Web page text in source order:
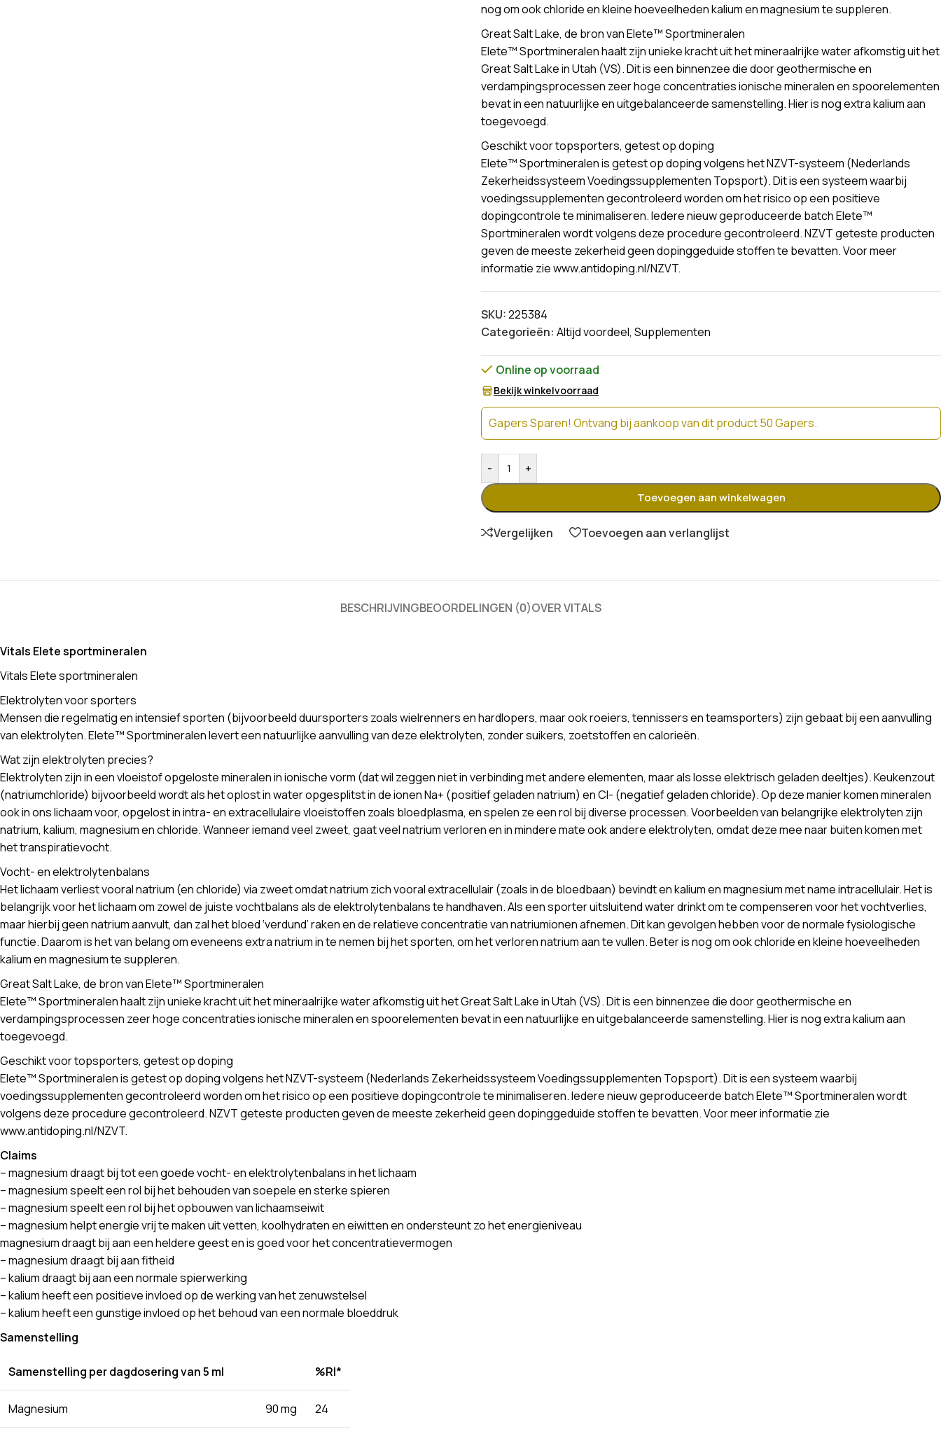
nog om ook chloride en kleine hoeveelheden kalium en magnesium te suppleren.
Great Salt Lake, de bron van Elete™ Sportmineralen
Elete™ Sportmineralen haalt zijn unieke kracht uit het mineraalrijke water afkomstig uit het
Great Salt Lake in Utah (VS). Dit is een binnenzee die door geothermische en
verdampingsprocessen zeer hoge concentraties ionische mineralen en spoorelementen
bevat in een natuurlijke en uitgebalanceerde samenstelling. Hier is nog extra kalium aan
toegevoegd.
Geschikt voor topsporters, getest op doping
Elete™ Sportmineralen is getest op doping volgens het NZVT-systeem (Nederlands
Zekerheidssysteem Voedingssupplementen Topsport). Dit is een systeem waarbij
voedingssupplementen gecontroleerd worden om het risico op een positieve
dopingcontrole te minimaliseren. Iedere nieuw geproduceerde batch Elete™
Sportmineralen wordt volgens deze procedure gecontroleerd. NZVT geteste producten
geven de meeste zekerheid geen dopinggeduide stoffen te bevatten. Voor meer
informatie zie www.antidoping.nl/NZVT.
SKU:225384
Categorieën: Altijd voordeel, Supplementen
Online op voorraad
Bekijk winkelvoorraad
Gapers Sparen! Ontvang bij aankoop van dit product 50 Gapers.
- +
Toevoegen aan winkelwagen
Vergelijken Toevoegen aan verlanglijst
BESCHRIJVINGBEOORDELINGEN (0)OVER VITALS
Vitals Elete sportmineralen
Vitals Elete sportmineralen
Elektrolyten voor sporters
Mensen die regelmatig en intensief sporten (bijvoorbeeld duursporters zoals wielrenners en hardlopers, maar ook roeiers, tennissers en teamsporters) zijn gebaat bij een aanvulling
van elektrolyten. Elete™ Sportmineralen levert een natuurlijke aanvulling van deze elektrolyten, zonder suikers, zoetstoffen en calorieën.
Wat zijn elektrolyten precies?
Elektrolyten zijn in een vloeistof opgeloste mineralen in ionische vorm (dat wil zeggen niet in verbinding met andere elementen, maar als losse elektrisch geladen deeltjes). Keukenzout
(natriumchloride) bijvoorbeeld wordt als het oplost in water opgesplitst in de ionen Na+ (positief geladen natrium) en Cl- (negatief geladen chloride). Op deze manier komen mineralen
ook in ons lichaam voor, opgelost in intra- en extracellulaire vloeistoffen zoals bloedplasma, en spelen ze een rol bij diverse processen. Voorbeelden van belangrijke elektrolyten zijn
natrium, kalium, magnesium en chloride. Wanneer iemand veel zweet, gaat veel natrium verloren en in mindere mate ook andere elektrolyten, omdat deze mee naar buiten komen met
het transpiratievocht.
Vocht- en elektrolytenbalans
Het lichaam verliest vooral natrium (en chloride) via zweet omdat natrium zich vooral extracellulair (zoals in de bloedbaan) bevindt en kalium en magnesium met name intracellulair. Het is
belangrijk voor het lichaam om zowel de juiste vochtbalans als de elektrolytenbalans te handhaven. Als een sporter uitsluitend water drinkt om te compenseren voor het vochtverlies,
maar hierbij geen natrium aanvult, dan zal het bloed ‘verdund’ raken en de relatieve concentratie van natriumionen afnemen. Dit kan gevolgen hebben voor de normale fysiologische
functie. Daarom is het van belang om eveneens extra natrium in te nemen bij het sporten, om het verloren natrium aan te vullen. Beter is nog om ook chloride en kleine hoeveelheden
kalium en magnesium te suppleren.
Great Salt Lake, de bron van Elete™ Sportmineralen
Elete™ Sportmineralen haalt zijn unieke kracht uit het mineraalrijke water afkomstig uit het Great Salt Lake in Utah (VS). Dit is een binnenzee die door geothermische en
verdampingsprocessen zeer hoge concentraties ionische mineralen en spoorelementen bevat in een natuurlijke en uitgebalanceerde samenstelling. Hier is nog extra kalium aan
toegevoegd.
Geschikt voor topsporters, getest op doping
Elete™ Sportmineralen is getest op doping volgens het NZVT-systeem (Nederlands Zekerheidssysteem Voedingssupplementen Topsport). Dit is een systeem waarbij
voedingssupplementen gecontroleerd worden om het risico op een positieve dopingcontrole te minimaliseren. Iedere nieuw geproduceerde batch Elete™ Sportmineralen wordt
volgens deze procedure gecontroleerd. NZVT geteste producten geven de meeste zekerheid geen dopinggeduide stoffen te bevatten. Voor meer informatie zie
www.antidoping.nl/NZVT.
Claims
– magnesium draagt bij tot een goede vocht- en elektrolytenbalans in het lichaam
– magnesium speelt een rol bij het behouden van soepele en sterke spieren
– magnesium speelt een rol bij het opbouwen van lichaamseiwit
– magnesium helpt energie vrij te maken uit vetten, koolhydraten en eiwitten en ondersteunt zo het energieniveau
magnesium draagt bij aan een heldere geest en is goed voor het concentratievermogen
– magnesium draagt bij aan fitheid
– kalium draagt bij aan een normale spierwerking
– kalium heeft een positieve invloed op de werking van het zenuwstelsel
– kalium heeft een gunstige invloed op het behoud van een normale bloeddruk
Samenstelling
Samenstelling per dagdosering van 5 ml %RI*
Magnesium 90 mg 24